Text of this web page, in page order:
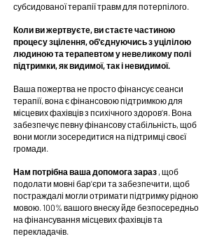
субсидованої терапії травм для потерпілого.
Коли ви жертвуєте, ви стаєте частиною
процесу зцілення, об'єднуючись з уцілілою
людиною та терапевтом у невеликому полі
підтримки, як видимої, так і невидимої.
Ваша пожертва не просто фінансує сеанси
терапії, вона є фінансовою підтримкою для
місцевих фахівців з психічного здоров’я. Вона
забезпечує певну фінансову стабільність, щоб
вони могли зосередитися на підтримці своєї
громади.
Нам потрібна ваша допомога зараз , щоб
подолати мовні бар'єри та забезпечити, щоб
постраждалі могли отримати підтримку рідною
мовою. 100% вашого внеску йде безпосередньо
на фінансування місцевих фахівців та
перекладачів.